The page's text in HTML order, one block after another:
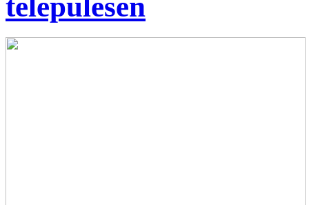
településen